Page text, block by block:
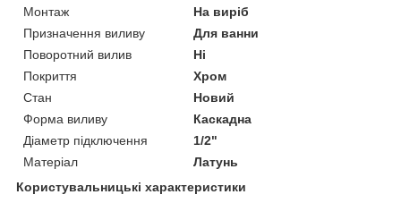
Монтаж
На виріб
Призначення виливу
Для ванни
Поворотний вилив
Ні
Покриття
Хром
Стан
Новий
Форма виливу
Каскадна
Діаметр підключення
1/2"
Матеріал
Латунь
Користувальницькі характеристики